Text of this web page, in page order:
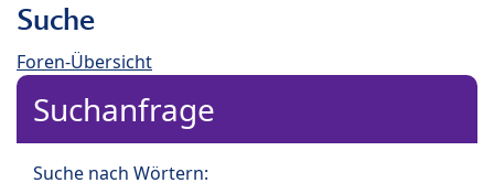
Suche
Foren-Übersicht
Suchanfrage
Suche nach Wörtern: